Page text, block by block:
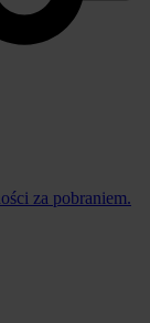
za pobraniem.